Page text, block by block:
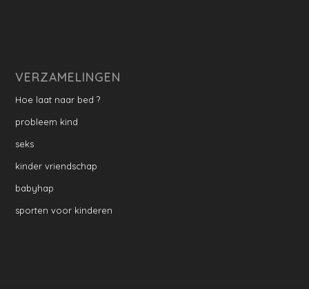
VERZAMELINGEN
Hoe laat naar bed ?
probleem kind
seks
kinder vriendschap
babyhap
sporten voor kinderen